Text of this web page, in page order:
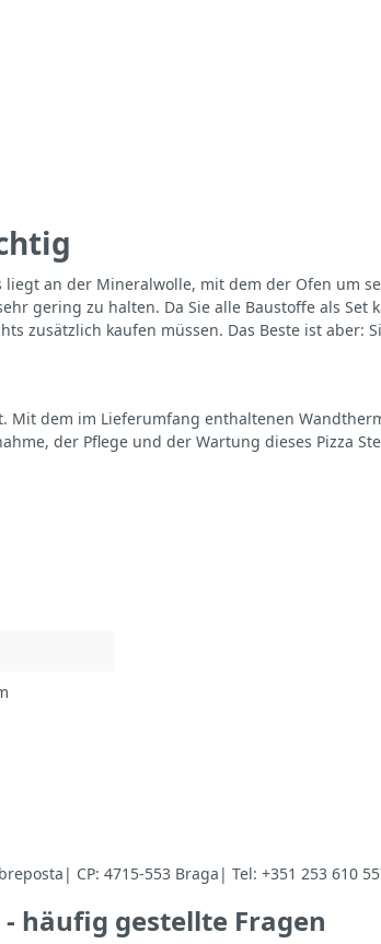
an der Mineralwolle, mit dem der Ofen um
gering zu halten. Da Sie alle Baustoffe als Set
zusätzlich kaufen müssen. Das Beste ist aber:
dem im Lieferumfang enthaltenen
der Pflege und der Wartung dieses Pizza
CP: 4715-553 Braga| Tel: +351 253 610
- häufig gestellte Fragen